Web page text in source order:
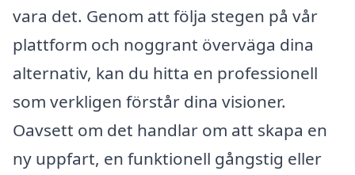
vara det. Genom att följa stegen på vår
plattform och noggrant överväga dina
alternativ, kan du hitta en professionell
som verkligen förstår dina visioner.
Oavsett om det handlar om att skapa en
ny uppfart, en funktionell gångstig eller